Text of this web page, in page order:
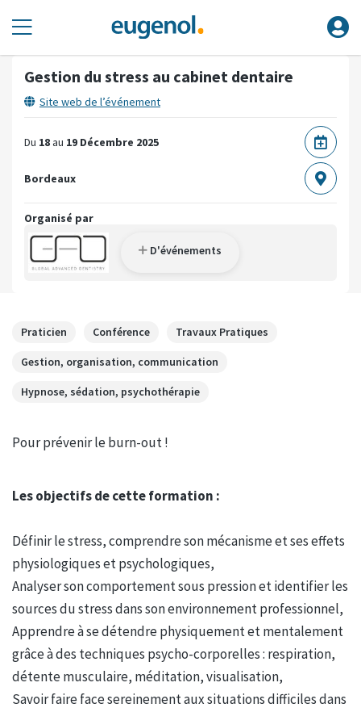
Gestion du stress au cabinet dentaire
Site web de l’événement
Du 18au 19 Décembre 2025
Bordeaux
Organisé par
D'événements
Praticien Conférence Travaux Pratiques
Gestion, organisation, communication
Hypnose, sédation, psychothérapie
Pour prévenir le burn-out !
Les objectifs de cette formation :
Définir le stress, comprendre son mécanisme et ses effets
physiologiques et psychologiques,
Analyser son comportement sous pression et identifier les
sources du stress dans son environnement professionnel,
Apprendre à se détendre physiquement et mentalement
grâce à des techniques psycho-corporelles : respiration,
détente musculaire, méditation, visualisation,
Savoir faire face sereinement aux situations difficiles dans